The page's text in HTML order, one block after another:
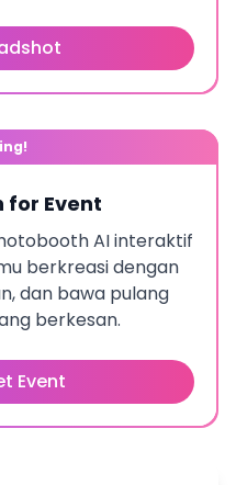
for Event
AI interaktif
berkreasi dengan
dan bawa pulang
berkesan.
Event